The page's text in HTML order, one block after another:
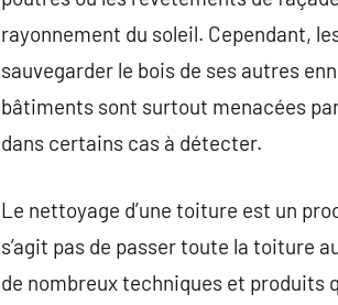
rayonnement du soleil. Cependant,
sauvegarder le bois de ses autres
bâtiments sont surtout menacées
dans certains cas à détecter.
Le nettoyage d’une toiture est un
s’agit pas de passer toute la toiture
de nombreux techniques et produits